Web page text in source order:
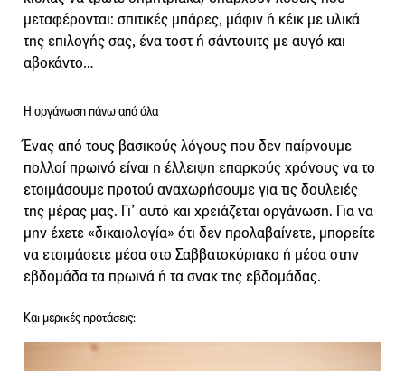
μεταφέρονται: σπιτικές μπάρες, μάφιν ή κέικ με υλικά
της επιλογής σας, ένα τοστ ή σάντουιτς με αυγό και
αβοκάντο…
Η οργάνωση πάνω από όλα
Ένας από τους βασικούς λόγους που δεν παίρνουμε
πολλοί πρωινό είναι η έλλειψη επαρκούς χρόνους να το
ετοιμάσουμε προτού αναχωρήσουμε για τις δουλειές
της μέρας μας. Γι’ αυτό και χρειάζεται οργάνωση. Για να
μην έχετε «δικαιολογία» ότι δεν προλαβαίνετε, μπορείτε
να ετοιμάσετε μέσα στο Σαββατοκύριακο ή μέσα στην
εβδομάδα τα πρωινά ή τα σνακ της εβδομάδας.
Και μερικές προτάσεις: